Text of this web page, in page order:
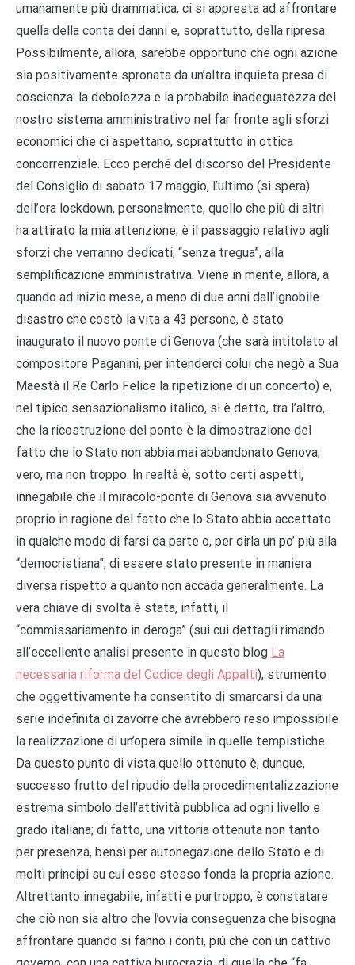
umanamente più drammatica, ci si appresta ad affrontare
quella della conta dei danni e, soprattutto, della ripresa.
Possibilmente, allora, sarebbe opportuno che ogni azione
sia positivamente spronata da un’altra inquieta presa di
coscienza: la debolezza e la probabile inadeguatezza del
nostro sistema amministrativo nel far fronte agli sforzi
economici che ci aspettano, soprattutto in ottica
concorrenziale. Ecco perché del discorso del Presidente
del Consiglio di sabato 17 maggio, l’ultimo (si spera)
dell’era lockdown, personalmente, quello che più di altri
ha attirato la mia attenzione, è il passaggio relativo agli
sforzi che verranno dedicati, “senza tregua”, alla
semplificazione amministrativa. Viene in mente, allora, a
quando ad inizio mese, a meno di due anni dall’ignobile
disastro che costò la vita a 43 persone, è stato
inaugurato il nuovo ponte di Genova (che sarà intitolato al
compositore Paganini, per intenderci colui che negò a Sua
Maestà il Re Carlo Felice la ripetizione di un concerto) e,
nel tipico sensazionalismo italico, si è detto, tra l’altro,
che la ricostruzione del ponte è la dimostrazione del
fatto che lo Stato non abbia mai abbandonato Genova;
vero, ma non troppo. In realtà è, sotto certi aspetti,
innegabile che il miracolo-ponte di Genova sia avvenuto
proprio in ragione del fatto che lo Stato abbia accettato
in qualche modo di farsi da parte o, per dirla un po’ più alla
“democristiana”, di essere stato presente in maniera
diversa rispetto a quanto non accada generalmente. La
vera chiave di svolta è stata, infatti, il
“commissariamento in deroga” (sui cui dettagli rimando
all’eccellente analisi presente in questo blog La
necessaria riforma del Codice degli Appalti), strumento
che oggettivamente ha consentito di smarcarsi da una
serie indefinita di zavorre che avrebbero reso impossibile
la realizzazione di un’opera simile in quelle tempistiche.
Da questo punto di vista quello ottenuto è, dunque,
successo frutto del ripudio della procedimentalizzazione
estrema simbolo dell’attività pubblica ad ogni livello e
grado italiana; di fatto, una vittoria ottenuta non tanto
per presenza, bensì per autonegazione dello Stato e di
molti principi su cui esso stesso fonda la propria azione.
Altrettanto innegabile, infatti e purtroppo, è constatare
che ciò non sia altro che l’ovvia conseguenza che bisogna
affrontare quando si fanno i conti, più che con un cattivo